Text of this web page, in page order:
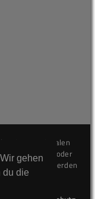
gehen
du die
internationalen
verändert oder
Verstöße werden